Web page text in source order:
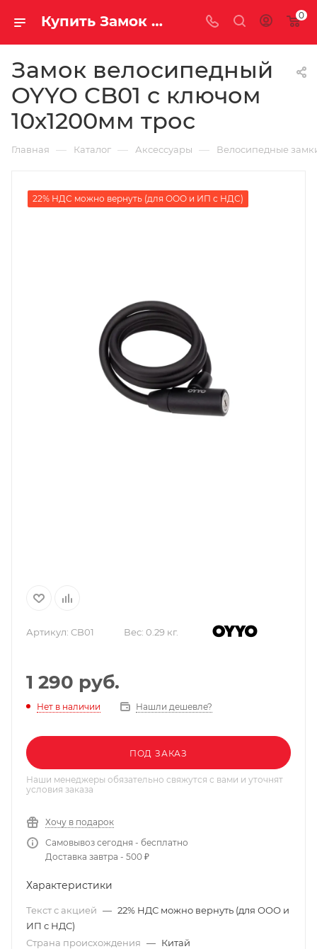
Купить Замок велосипедный OYYO CB01 с ключом 10х1200мм трос за рублей, а со скидкой 0
Замок велосипедный
OYYO CB01 с ключом
10х1200мм трос
Главная — Каталог — Аксессуары — Велосипедные
22% НДС можно вернуть (для ООО и ИП с НДС)
Артикул: CB01 Вес: 0.29 кг.
1 290 руб.
Нет в наличии Нашли дешевле?
ПОД ЗАКАЗ
Наши менеджеры обязательно свяжутся с вами и уточнят
условия заказа
Хочу в подарок
Самовывоз сегодня - бесплатно
Доставка завтра - 500 ₽
Характеристики
Текст с акцией — 22% НДС можно вернуть (для ООО и
ИП с НДС)
Страна происхождения — Китай